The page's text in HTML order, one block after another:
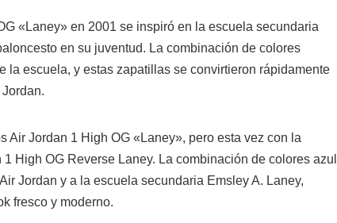
«Laney» en 2001 se inspiró en la escuela secundaria
en su juventud. La combinación de colores
la escuela, y estas zapatillas se convirtieron rápidamente
Air Jordan 1 High OG «Laney», pero esta vez con la
High OG Reverse Laney. La combinación de colores azul
Jordan y a la escuela secundaria Emsley A. Laney,
fresco y moderno.